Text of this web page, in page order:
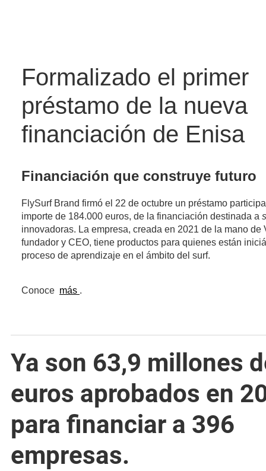
Formalizado el primer
préstamo de la nueva
financiación de Enisa
Financiación que construye futuro
FlySurf Brand firmó el 22 de octubre un préstamo
importe de 184.000 euros, de la financiación destinada a
innovadoras. La empresa, creada en 2021 de la mano de
fundador y CEO, tiene productos para quienes están
proceso de aprendizaje en el ámbito del surf.
Conoce más .
Ya son 63,9 millones
euros aprobados en
para financiar a 396
empresas.